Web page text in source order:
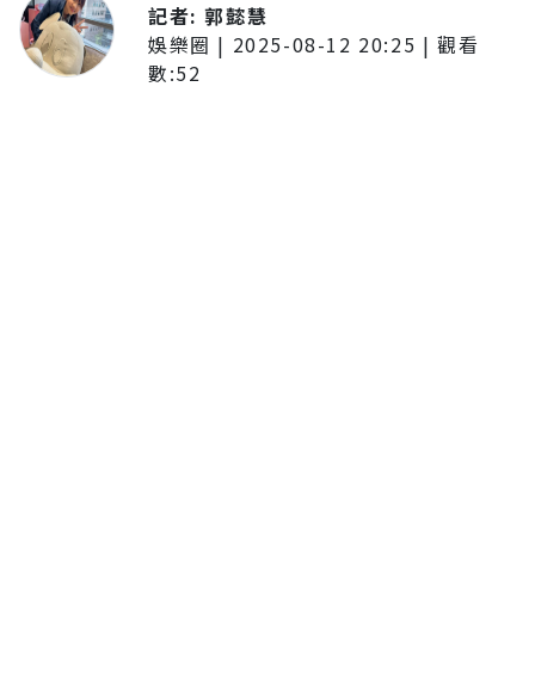
記者:郭懿慧
娛樂圈 | 2025-08-12 20:25 | 觀看
數:52